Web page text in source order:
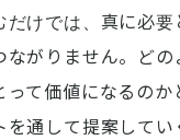
だけでは、真に必
ながりません。ど
って価値になるのか
を通して提案してい